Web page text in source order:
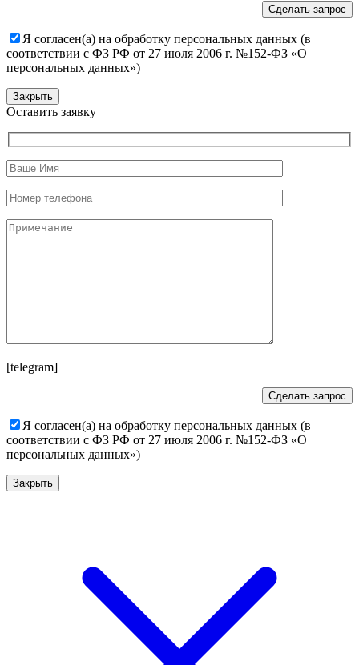
Я согласен(а) на обработку персональных данных (в
соответствии с ФЗ РФ от 27 июля 2006 г. №152-ФЗ «О
персональных данных»)
Закрыть
Оставить заявку
[telegram]
Я согласен(а) на обработку персональных данных (в
соответствии с ФЗ РФ от 27 июля 2006 г. №152-ФЗ «О
персональных данных»)
Закрыть